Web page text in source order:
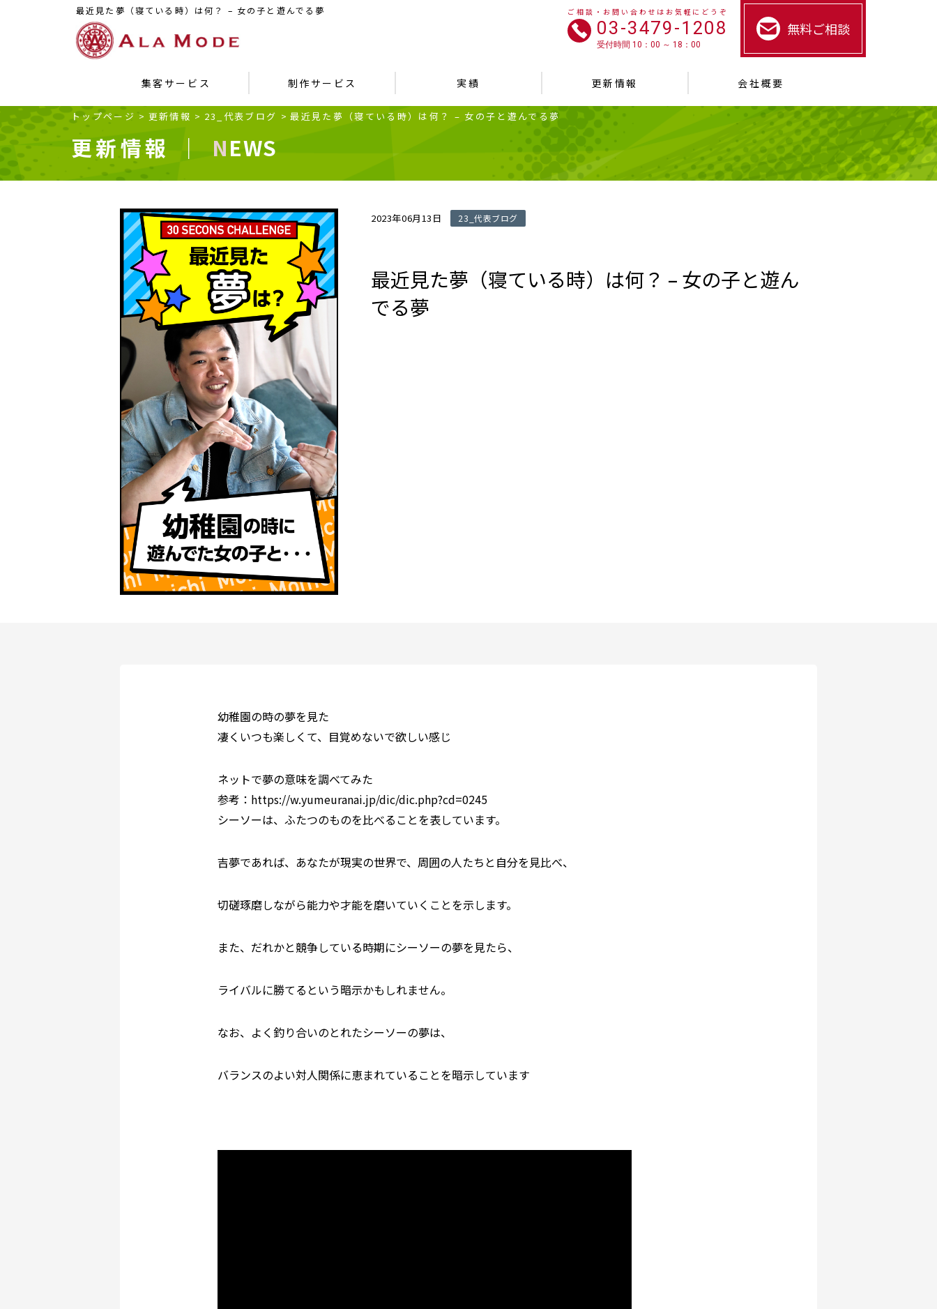
最近見た夢（寝ている時）は何？ – 女の子と遊んでる夢 ご相談・お問い合わせはお気軽にどうぞ
03-3479-1208
受付時間 10：00 ～ 18：00
無料ご相談
集客サービス 制作サービス 実績 更新情報 会社概要
トップページ > 更新情報 > 23_代表ブログ > 最近見た夢（寝ている時）は何？ – 女の子と遊んでる夢
更新情報 ｜ NEWS
2023年06月13日 23_代表ブログ
最近見た夢（寝ている時）は何？ – 女の子と遊ん
でる夢
幼稚園の時の夢を見た
凄くいつも楽しくて、目覚めないで欲しい感じ
ネットで夢の意味を調べてみた
参考：https://w.yumeuranai.jp/dic/dic.php?cd=0245
シーソーは、ふたつのものを比べることを表しています。
吉夢であれば、あなたが現実の世界で、周囲の人たちと自分を見比べ、
切磋琢磨しながら能力や才能を磨いていくことを示します。
また、だれかと競争している時期にシーソーの夢を見たら、
ライバルに勝てるという暗示かもしれません。
なお、よく釣り合いのとれたシーソーの夢は、
バランスのよい対人関係に恵まれていることを暗示しています